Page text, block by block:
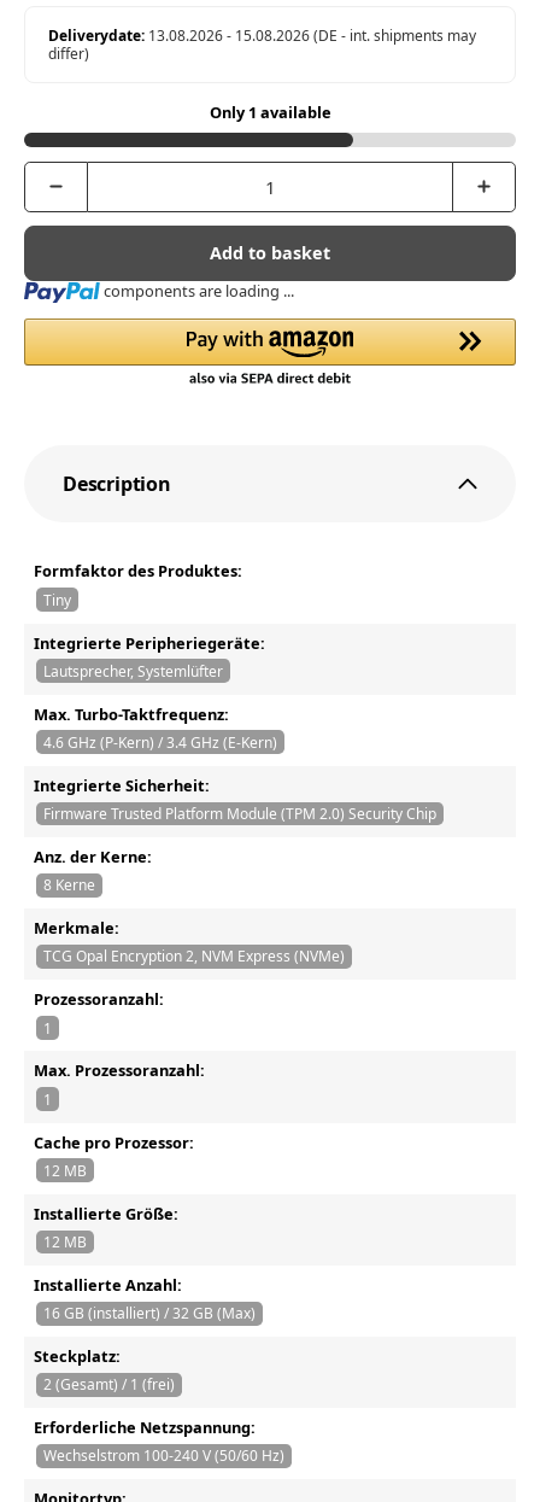
Deliverydate: 13.08.2026 - 15.08.2026(DE - int. shipments may
differ)
Only 1 available
Add to basket
Loading... components are loading ...
Description
Formfaktor des Produktes:
Tiny
Integrierte Peripheriegeräte:
Lautsprecher, Systemlüfter
Max. Turbo-Taktfrequenz:
4.6 GHz (P-Kern) / 3.4 GHz (E-Kern)
Integrierte Sicherheit:
Firmware Trusted Platform Module (TPM 2.0) Security Chip
Anz. der Kerne:
8 Kerne
Merkmale:
TCG Opal Encryption 2, NVM Express (NVMe)
Prozessoranzahl:
1
Max. Prozessoranzahl:
1
Cache pro Prozessor:
12 MB
Installierte Größe:
12 MB
Installierte Anzahl:
16 GB (installiert) / 32 GB (Max)
Steckplatz:
2 (Gesamt) / 1 (frei)
Erforderliche Netzspannung:
Wechselstrom 100-240 V (50/60 Hz)